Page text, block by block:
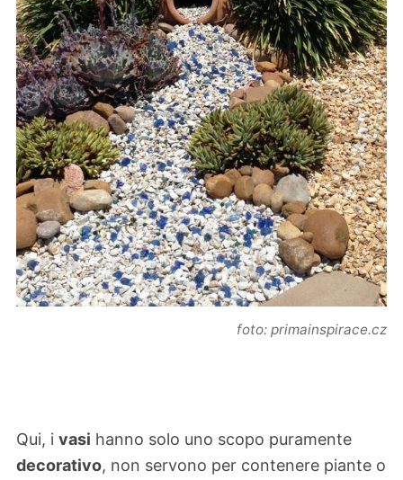
foto: primainspirace.cz
Qui, i vasi hanno solo uno scopo puramente
decorativo, non servono per contenere piante o